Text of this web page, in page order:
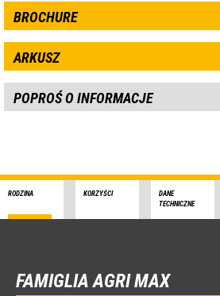
BROCHURE
ARKUSZ
POPROŚ O INFORMACJE
RODZINA KORZYŚCI
DANE
TECHNICZNE
FAMIGLIA AGRI MAX